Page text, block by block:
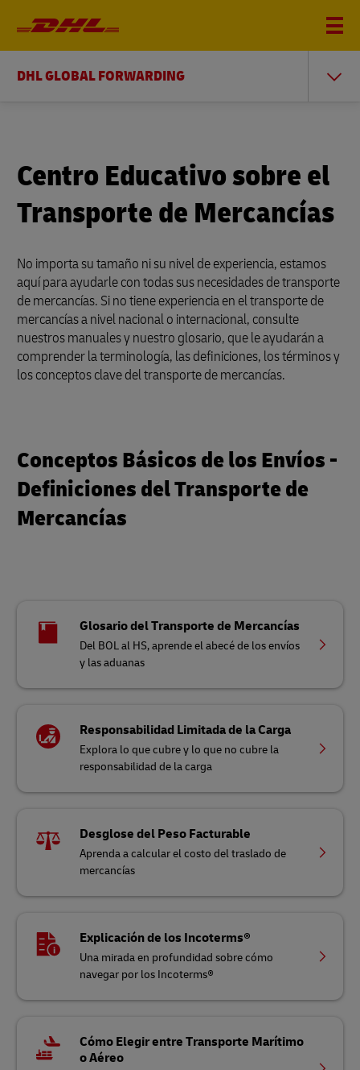
DHL GLOBAL FORWARDING
Centro Educativo sobre el
Transporte de Mercancías
No importa su tamaño ni su nivel de experiencia, estamos
aquí para ayudarle con todas sus necesidades de transporte
de mercancías. Si no tiene experiencia en el transporte de
mercancías a nivel nacional o internacional, consulte
nuestros manuales y nuestro glosario, que le ayudarán a
comprender la terminología, las definiciones, los términos y
los conceptos clave del transporte de mercancías.
Conceptos Básicos de los Envíos -
Definiciones del Transporte de
Mercancías
Glosario del Transporte de Mercancías
Del BOL al HS, aprende el abecé de los envíos
y las aduanas
Responsabilidad Limitada de la Carga
Explora lo que cubre y lo que no cubre la
responsabilidad de la carga
Desglose del Peso Facturable
Aprenda a calcular el costo del traslado de
mercancías
Explicación de los Incoterms®
Una mirada en profundidad sobre cómo
navegar por los Incoterms®
Cómo Elegir entre Transporte Marítimo
o Aéreo